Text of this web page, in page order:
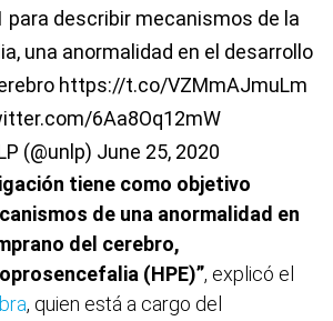
para describir mecanismos de la
una anormalidad en el desarrollo
https://t.co/VZMmAJmuLm
6Aa8Oq12mW
(@unlp) June 25, 2020
tiene como objetivo
de una anormalidad en
del cerebro,
(HPE)”, explicó el
, quien está a cargo del